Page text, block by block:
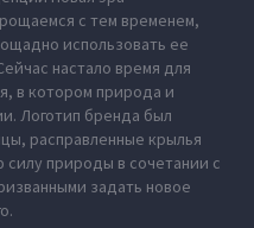
с тем временем,
использовать ее
настало время для
в котором природа и
Логотип бренда был
расправленные крылья
природы в сочетании с
задать новое